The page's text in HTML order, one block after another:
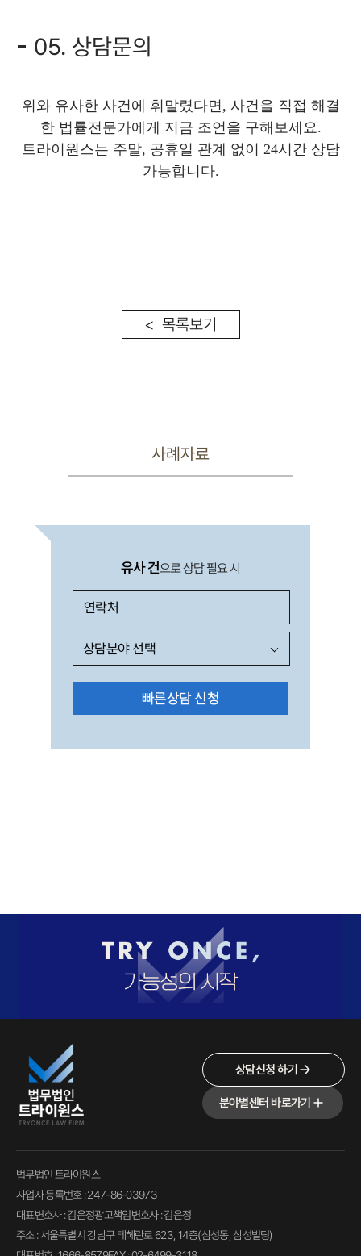
05. 상담문의
위와 유사한 사건에 휘말렸다면, 사건을 직접 해결
한 법률전문가에게 지금 조언을 구해보세요.
트라이원스는 주말, 공휴일 관계 없이 24시간 상담
가능합니다.
< 목록보기
사례자료
유사 건으로 상담 필요 시
상담신청 하기
분야별센터 바로가기
법무법인 트라이원스
사업자 등록번호 : 247-86-03973
대표변호사 : 김은정광고책임변호사 : 김은정
주소 : 서울특별시 강남구 테헤란로 623, 14층(삼성동, 삼성빌딩)